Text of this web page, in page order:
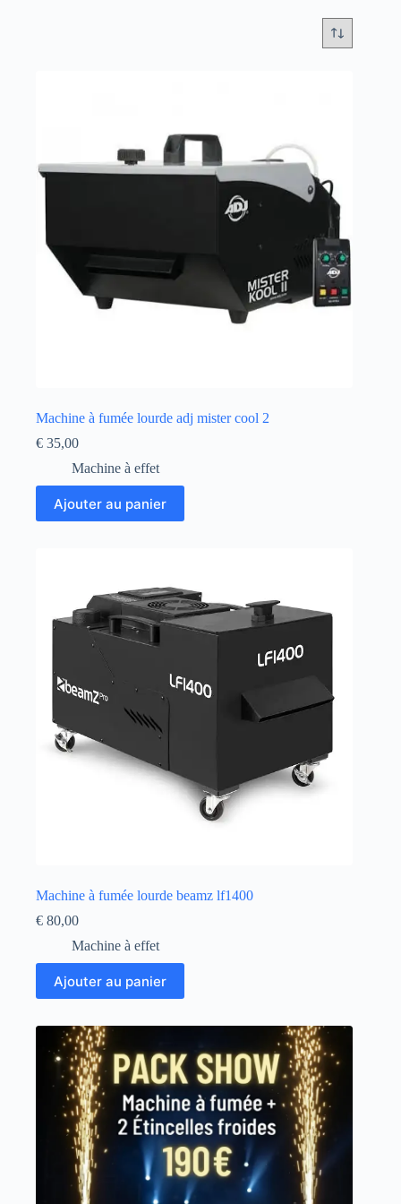
Machine à fumée lourde adj mister cool 2
€ 35,00
Machine à effet
Ajouter au panier
Machine à fumée lourde beamz lf1400
€ 80,00
Machine à effet
Ajouter au panier